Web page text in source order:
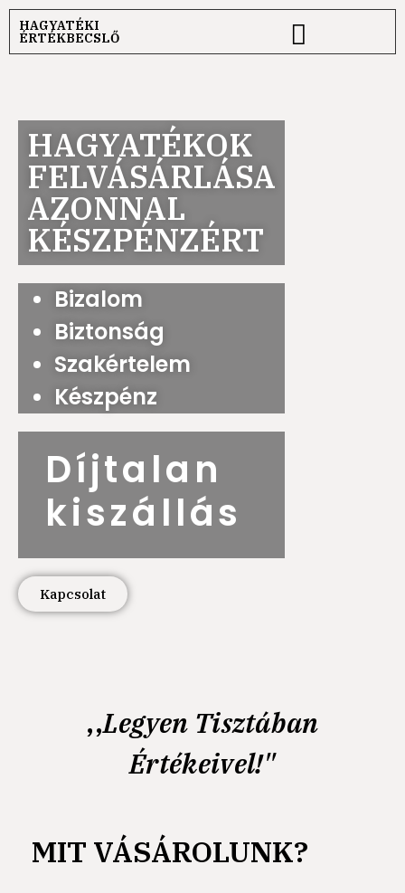
HAGYATÉKI
ÉRTÉKBECSLŐ
HAGYATÉKOK
FELVÁSÁRLÁSA
AZONNAL
KÉSZPÉNZÉRT
Bizalom
Biztonság
Szakértelem
Készpénz
Díjtalan
kiszállás
Kapcsolat
,,Legyen Tisztában
Értékeivel!"
MIT VÁSÁROLUNK?